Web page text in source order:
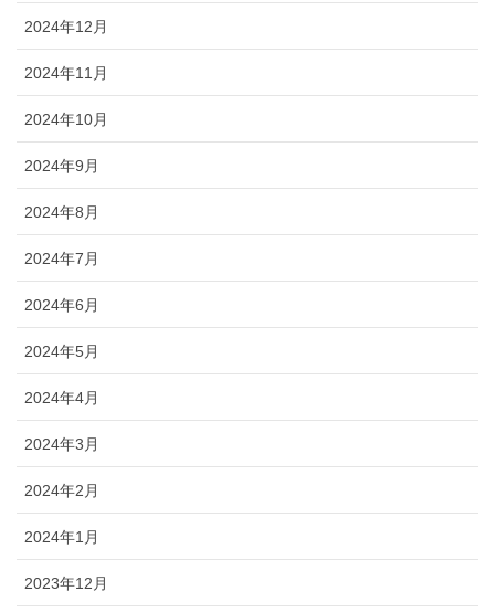
2024年12月
2024年11月
2024年10月
2024年9月
2024年8月
2024年7月
2024年6月
2024年5月
2024年4月
2024年3月
2024年2月
2024年1月
2023年12月